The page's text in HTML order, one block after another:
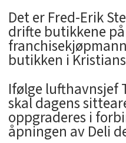
Det er Fred-Erik
drifte butikkene
butikken i
Ifølge lufthavnsjef
skal dagens
oppgraderes i
åpningen av Deli